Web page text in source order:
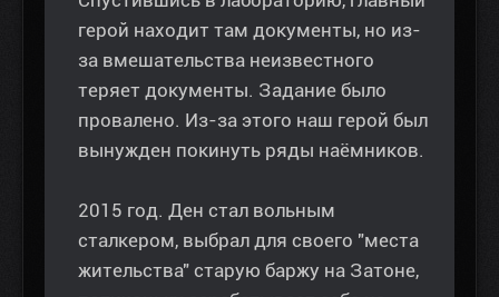
герой находит там документы, но из-
за вмешательства неизвестного
теряет документы. Задание было
провалено. Из-за этого наш герой был
вынужден покинуть ряды наёмников.
2015 год. Ден стал вольным
сталкером, выбрал для своего "места
жительства" старую баржу на Затоне,